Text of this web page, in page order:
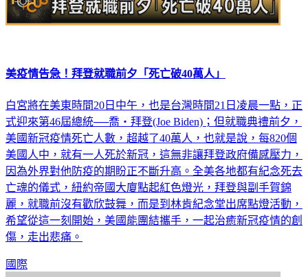
美疫情告急！拜登就職前夕「死亡破40萬人」
白宮將在美東時間20日中午，也是台灣時間21日凌晨一點，正
式迎來第46屆總統──喬‧拜登(Joe Biden)；但就職典禮前夕，
美國新冠疫情死亡人數，超越了40萬人，也就是說，每820個
美國人中，就有一人死於新冠，這無非讓拜登政府備感壓力，
因為外界對他防疫的期盼正不斷升高。全美各地都有紀念死去
亡魂的儀式，紐約帝國大廈點起紅色燈光，拜登與副手賀錦
麗，就職前沒有歡欣鼓舞，而是到林肯紀念堂出席點燈活動，
希望從這一刻開始，美國能團結攜手，一起治癒新冠疫情的創
傷，走出悲痛。
國際